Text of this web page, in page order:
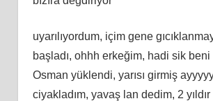
uyarılıyordum, içim gene
başladı, ohhh erkeğim, hadi sik beni
Osman yüklendi, yarısı girmiş
ciyakladım, yavaş lan dedim, 2